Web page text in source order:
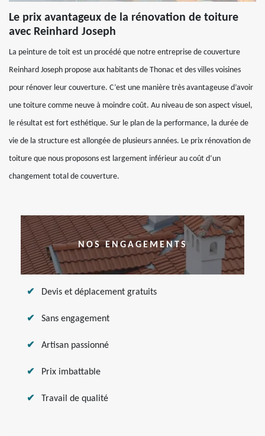
Le prix avantageux de la rénovation de toiture
avec Reinhard Joseph
La peinture de toit est un procédé que notre entreprise de couverture
Reinhard Joseph propose aux habitants de Thonac et des villes voisines
pour rénover leur couverture. C’est une manière très avantageuse d’avoir
une toiture comme neuve à moindre coût. Au niveau de son aspect visuel,
le résultat est fort esthétique. Sur le plan de la performance, la durée de
vie de la structure est allongée de plusieurs années. Le prix rénovation de
toiture que nous proposons est largement inférieur au coût d’un
changement total de couverture.
NOS ENGAGEMENTS
Devis et déplacement gratuits
Sans engagement
Artisan passionné
Prix imbattable
Travail de qualité